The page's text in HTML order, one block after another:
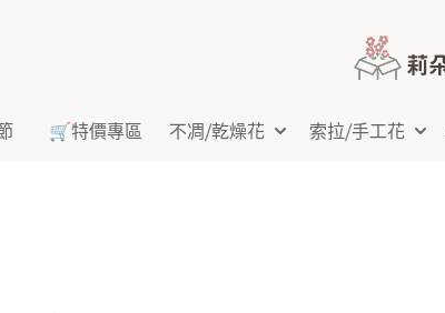
🛒特價專區 不凋⧸乾燥花 索拉⧸手工花